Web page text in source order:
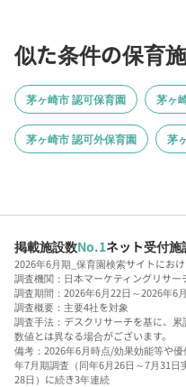
似た条件の保育
茅ヶ崎市 認可保育園 茅ヶ
茅ヶ崎市 認可外保育園 茅
掲載施設数No.1ネット受付施
2026年6月期_保育園検索サイトにお
調査機関：日本マーケティングリサー
調査期間：2026年6月22日～2026年6
調査概要：主要4社を対象
調査手法：デスクリサーチを基に、
数値とは異なる場合がございます。
備考：2026年6月時点/効果効能等や
年7月期調査（同年6月26日～7月31日
28日）に続き3年連続